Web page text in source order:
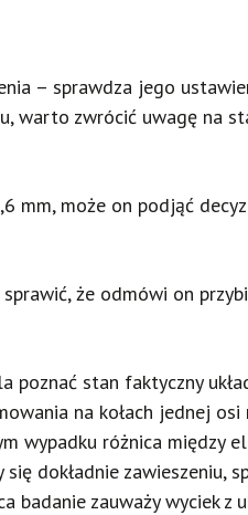
– sprawdza jego
warto zwrócić uwagę na
mm, może on podjąć
że odmówi on
stan faktyczny
na kołach jednej osi
wypadku różnica między
dokładnie zawieszeniu,
badanie zauważy wyciek z